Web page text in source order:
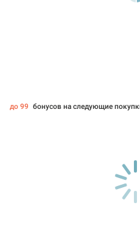
до 99 бонусов на следующие